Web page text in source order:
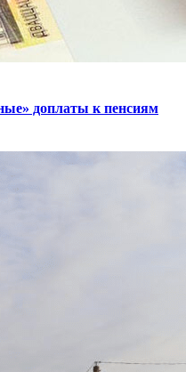
доплаты к пенсиям